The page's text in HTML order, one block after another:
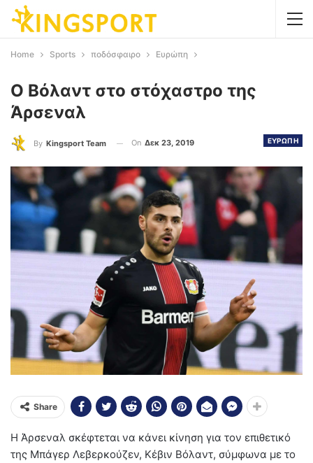
Home Sports ποδόσφαιρο Ευρώπη
Ο Βόλαντ στο στόχαστρο της
Άρσεναλ
ΕΥΡΩΠΗ
By Kingsport Team On Δεκ 23, 2019
Share
Η Άρσεναλ σκέφτεται να κάνει κίνηση για τον επιθετικό
της Μπάγερ Λεβερκούζεν, Κέβιν Βόλαντ, σύμφωνα με το